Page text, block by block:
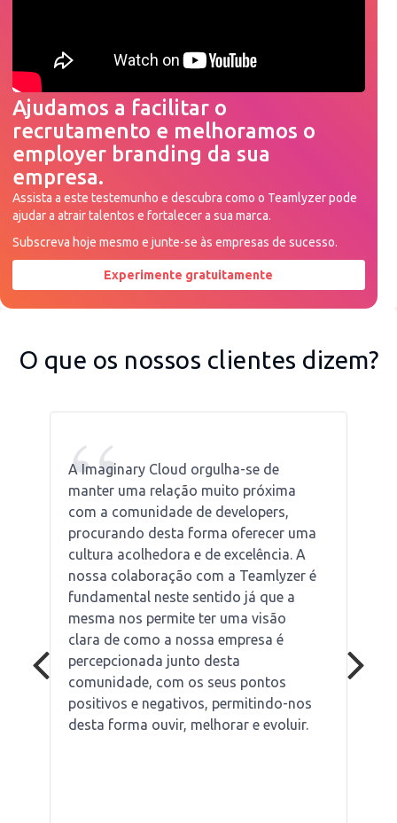
Peça uma demonstração agora
Ajudamos a facilitar o
recrutamento e melhoramos o
employer branding da sua
empresa.
Assista a este testemunho e descubra como o Teamlyzer pode
ajudar a atrair talentos e fortalecer a sua marca.
Subscreva hoje mesmo e junte-se às empresas de sucesso.
Experimente gratuitamente
O que os nossos clientes dizem?
“
A Imaginary Cloud orgulha-se de
manter uma relação muito próxima
com a comunidade de developers,
procurando desta forma oferecer uma
cultura acolhedora e de excelência. A
nossa colaboração com a Teamlyzer é
fundamental neste sentido já que a
mesma nos permite ter uma visão
clara de como a nossa empresa é
percepcionada junto desta
comunidade, com os seus pontos
positivos e negativos, permitindo-nos
desta forma ouvir, melhorar e evoluir.